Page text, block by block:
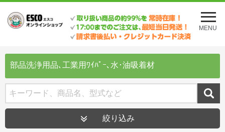
メ
ニ
ュ
を
MENU
部品洗浄用品､工業用ﾜｲﾊﾟｰ､水･油吸着材
絞り込み